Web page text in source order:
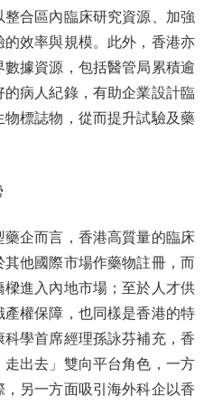
合區內臨床研究資源、加強
效率與規模。此外，香港亦
據資源，包括醫管局累積逾
病人紀錄，有助企業設計臨
物標誌物，從而提升試驗及藥
企而言，香港高質量的臨床
他國際市場作藥物註冊，而
進入內地市場；至於人才供
產權保障，也同樣是香港的特
學首席經理孫詠芬補充，香
出去」雙向平台角色，一方
另一方面吸引海外科企以香